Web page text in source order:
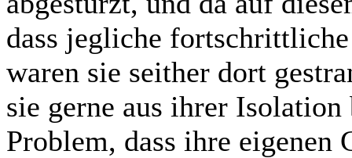
dass jegliche
waren sie seither dort
sie gerne aus ihrer
Problem, dass ihre eigenen